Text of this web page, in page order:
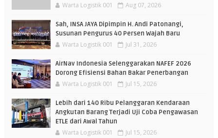
Warta Logistik 001 Aug 07, 2026
Sah, INSA JAYA Dipimpin H. Andi Patonangi,
Susunan Pengurus 40 Persen Wajah Baru
Warta Logistik 001 Jul 31, 2026
AirNav Indonesia Selenggarakan NAFEF 2026
Dorong Efisiensi Bahan Bakar Penerbangan
Warta Logistik 001 Jul 15, 2026
Lebih dari 140 Ribu Pelanggaran Kendaraan
Angkutan Barang Terjadi Uji Coba Pengawasan
ETLE dari Awal Tahun
Warta Logistik 001 Jul 15, 2026